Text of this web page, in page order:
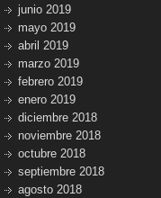
junio 2019
mayo 2019
abril 2019
marzo 2019
febrero 2019
enero 2019
diciembre 2018
noviembre 2018
octubre 2018
septiembre 2018
agosto 2018